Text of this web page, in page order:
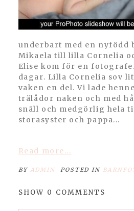
underbart med en nyfödd
Mikaela till lilla Cornelia
Elise kom för en
dagar. Lilla Cornelia sov
vaken en del. Vi lade
trälådor naken och med
snäll och medgörlig hela
storasyster och pappa...
Read more...
BY ADMIN POSTED IN
SHOW 0 COMMENTS